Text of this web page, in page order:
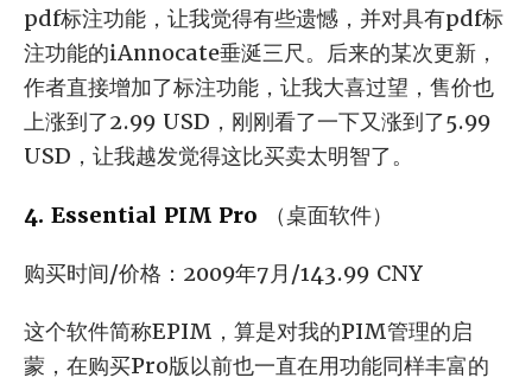
pdf标注功能，让我觉得有些遗憾，并对具有pdf标
注功能的iAnnocate垂涎三尺。后来的某次更新，
作者直接增加了标注功能，让我大喜过望，售价也
上涨到了2.99 USD，刚刚看了一下又涨到了5.99
USD，让我越发觉得这比买卖太明智了。
4. Essential PIM Pro （桌面软件）
购买时间/价格：2009年7月/143.99 CNY
这个软件简称EPIM，算是对我的PIM管理的启
蒙，在购买Pro版以前也一直在用功能同样丰富的